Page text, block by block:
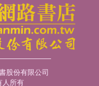
股份有限公司
人所有